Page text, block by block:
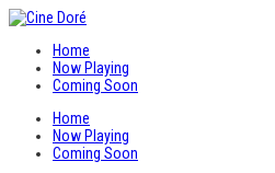
Home
Now Playing
Coming Soon
Home
Now Playing
Coming Soon